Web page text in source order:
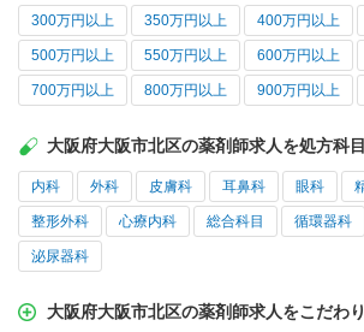
300万円以上 350万円以上 400万円以上
500万円以上 550万円以上 600万円以上
700万円以上 800万円以上 900万円以上
大阪府大阪市北区の薬剤師求人を処方科
内科 外科 皮膚科 耳鼻科 眼科
整形外科 心療内科 総合科目 循環器科
泌尿器科
大阪府大阪市北区の薬剤師求人をこだわ